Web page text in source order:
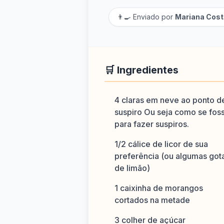
👨‍🍳 Enviado por Mariana
🛒 Ingredientes
4 claras em neve ao ponto
suspiro Ou seja como se
para fazer suspiros.
1/2 cálice de licor de sua
preferência (ou algumas
de limão)
1 caixinha de morangos
cortados na metade
3 colher de açúcar